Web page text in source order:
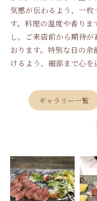
気感が伝わるよう、一
す。料理の温度や香り
し、ご来店前から期待
おります。特別な日の
けるよう、細部まで心を
ギャラリー一覧